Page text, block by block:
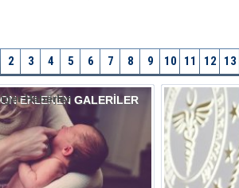
2 3 4 5 6 7 8 9 10 11 12 13
EKLENEN GALERİLER
Haberler